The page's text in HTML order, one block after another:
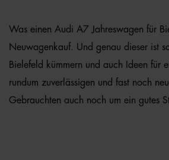
Was einen Audi A7 Jahreswagen für
Neuwagenkauf. Und genau dieser ist
Bielefeld kümmern und auch Ideen für
rundum zuverlässigen und fast noch
Gebrauchten auch noch um ein gutes